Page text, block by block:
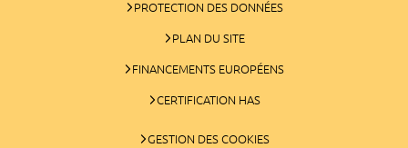
PROTECTION DES DONNÉES
PLAN DU SITE
FINANCEMENTS EUROPÉENS
CERTIFICATION HAS
GESTION DES COOKIES